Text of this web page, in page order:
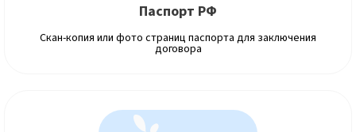
Паспорт РФ
Скан-копия или фото страниц паспорта для заключения
договора